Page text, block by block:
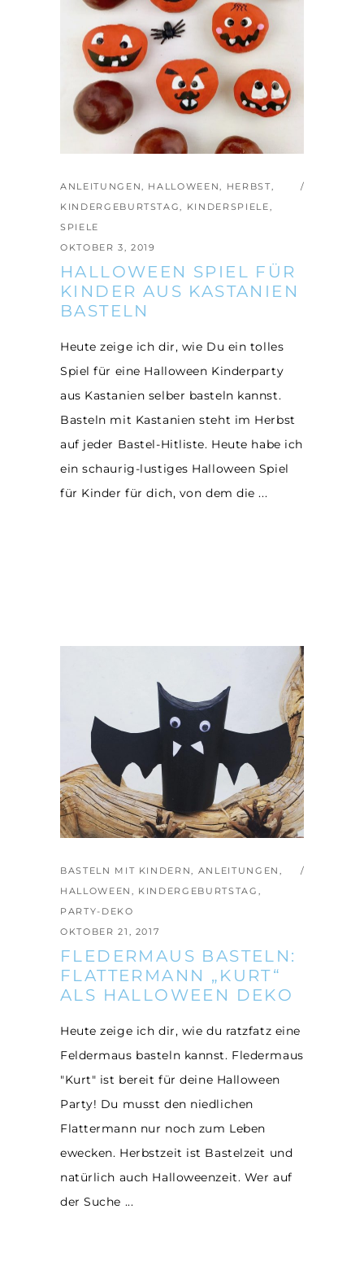
ANLEITUNGEN, HALLOWEEN, HERBST,
KINDERGEBURTSTAG, KINDERSPIELE,
SPIELE
OKTOBER 3, 2019
HALLOWEEN SPIEL FÜR
KINDER AUS KASTANIEN
BASTELN
Heute zeige ich dir, wie Du ein tolles
Spiel für eine Halloween Kinderparty
aus Kastanien selber basteln kannst.
Basteln mit Kastanien steht im Herbst
auf jeder Bastel-Hitliste. Heute habe ich
ein schaurig-lustiges Halloween Spiel
für Kinder für dich, von dem die
BASTELN MIT KINDERN, ANLEITUNGEN ,
HALLOWEEN , KINDERGEBURTSTAG ,
PARTY-DEKO
OKTOBER 21, 2017
FLEDERMAUS BASTELN:
FLATTERMANN „KURT“
ALS HALLOWEEN DEKO
Heute zeige ich dir, wie du ratzfatz eine
Feldermaus basteln kannst. Fledermaus
"Kurt" ist bereit für deine Halloween
Party! Du musst den niedlichen
Flattermann nur noch zum Leben
ewecken. Herbstzeit ist Bastelzeit und
natürlich auch Halloweenzeit. Wer auf
der Suche